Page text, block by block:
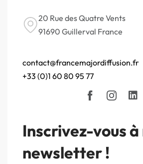
20 Rue des Quatre Vents
91690 Guillerval France
contact@francemajordiffusion.fr
+33 (0)1 60 80 95 77
Inscrivez-vous
newsletter !